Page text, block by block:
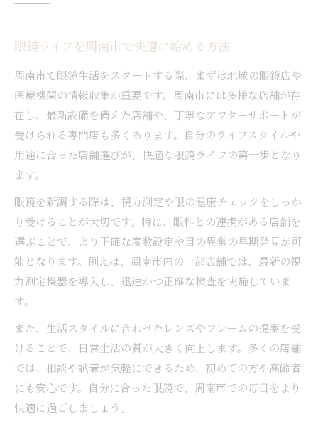
眼鏡選びに活かす周南市の情報活用術
山口県周南市の眼鏡事情と最新サービス事情
周南市の最新眼鏡サービス情報を解説
山口県の眼鏡事情と店舗選びのポイント
眼鏡業界が注目する最新サービスの特徴
周南市で受けられる眼鏡サービスの魅力
正しい検査で理想の眼鏡を手に入れる流れ
正しい眼鏡検査で理想の一本を選ぶ方法
周南市の検眼サービスを利用するメリット
眼の健康を守るための眼鏡知識を深掘り
眼の健康維持に役立つ眼鏡知識の重要性
眼鏡がもたらす眼の健康効果を考える
周南市で学ぶ眼鏡と健康管理のコツ
眼鏡ライフを周南市で快適に始める方法
周南市で眼鏡生活をスタートする際、まずは地域の眼鏡店や
医療機関の情報収集が重要です。周南市には多様な店舗が存
在し、最新設備を備えた店舗や、丁寧なアフターサポートが
受けられる専門店も多くあります。自分のライフスタイルや
用途に合った店舗選びが、快適な眼鏡ライフの第一歩となり
ます。
眼鏡を新調する際は、視力測定や眼の健康チェックをしっか
り受けることが大切です。特に、眼科との連携がある店舗を
選ぶことで、より正確な度数設定や目の異常の早期発見が可
能となります。例えば、周南市内の一部店舗では、最新の視
力測定機器を導入し、迅速かつ正確な検査を実施していま
す。
また、生活スタイルに合わせたレンズやフレームの提案を受
けることで、日常生活の質が大きく向上します。多くの店舗
では、相談や試着が気軽にできるため、初めての方や高齢者
にも安心です。自分に合った眼鏡で、周南市での毎日をより
快適に過ごしましょう。